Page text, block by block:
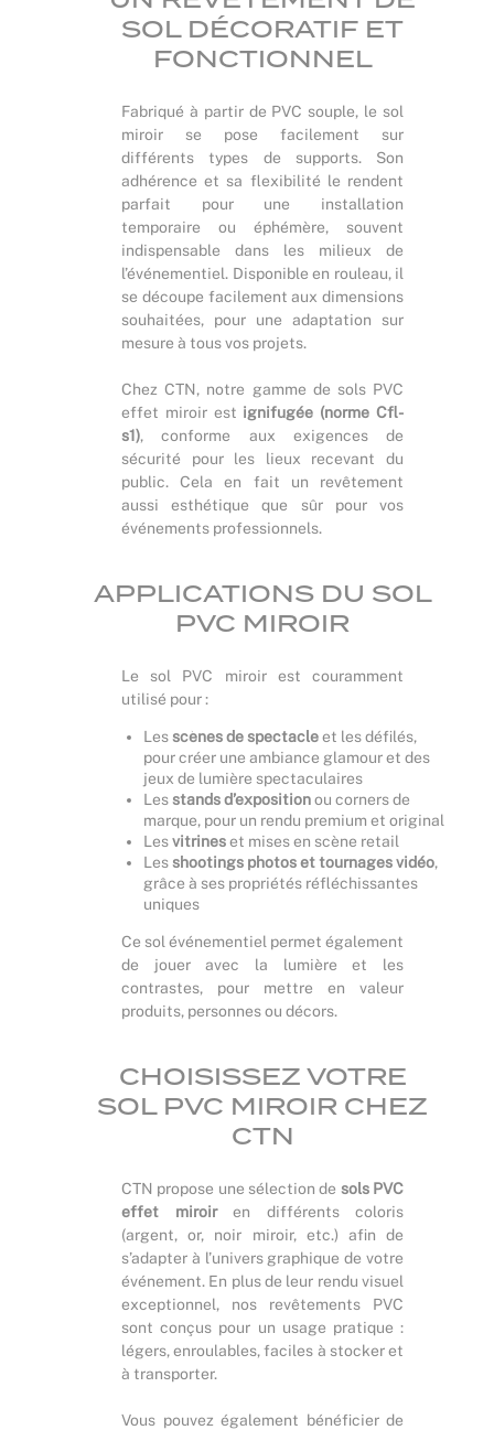
SOL DÉCORATIF ET
FONCTIONNEL
Fabriqué à partir de PVC souple, le sol
miroir se pose facilement sur
différents types de supports. Son
adhérence et sa flexibilité le rendent
parfait pour une installation
temporaire ou éphémère, souvent
indispensable dans les milieux de
l’événementiel. Disponible en rouleau, il
se découpe facilement aux dimensions
souhaitées, pour une adaptation sur
mesure à tous vos projets.
Chez CTN, notre gamme de sols PVC
effet miroir est ignifugée (norme Cfl-
s1), conforme aux exigences de
sécurité pour les lieux recevant du
public. Cela en fait un revêtement
aussi esthétique que sûr pour vos
événements professionnels.
APPLICATIONS DU SOL
PVC MIROIR
Le sol PVC miroir est couramment
utilisé pour :
Lesscènes de spectacleet les défilés,
pour créer une ambiance glamour et des
jeux de lumière spectaculaires
Lesstands d’expositionou corners de
marque, pour un rendu premium et original
Lesvitrineset mises en scène retail
Lesshootings photos et tournages vidéo,
grâce à ses propriétés réfléchissantes
uniques
Ce sol événementiel permet également
de jouer avec la lumière et les
contrastes, pour mettre en valeur
produits, personnes ou décors.
CHOISISSEZ VOTRE
SOL PVC MIROIR CHEZ
CTN
CTN propose une sélection de sols PVC
effet miroiren différents coloris
(argent, or, noir miroir, etc.) afin de
s’adapter à l’univers graphique de votre
événement. En plus de leur rendu visuel
exceptionnel, nos revêtements PVC
sont conçus pour un usage pratique :
légers, enroulables, faciles à stocker et
à transporter.
Vous pouvez également bénéficier de